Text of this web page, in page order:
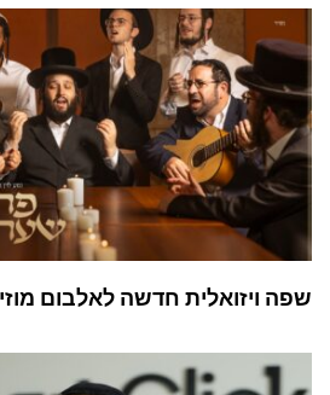
שפה ויזואלית חדשה לאלבום